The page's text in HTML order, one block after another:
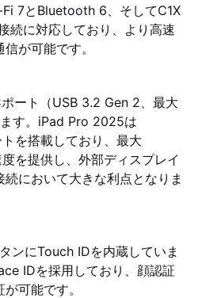
7とBluetooth 6、そしてC1X
続に対応しており、より高速
が可能です。
ート（USB 3.2 Gen 2、最大
す。iPad Pro 2025は
を搭載しており、最大
を提供し、外部ディスプレイ
において大きな利点となりま
ンにTouch IDを内蔵していま
IDを採用しており、顔認証
可能です。